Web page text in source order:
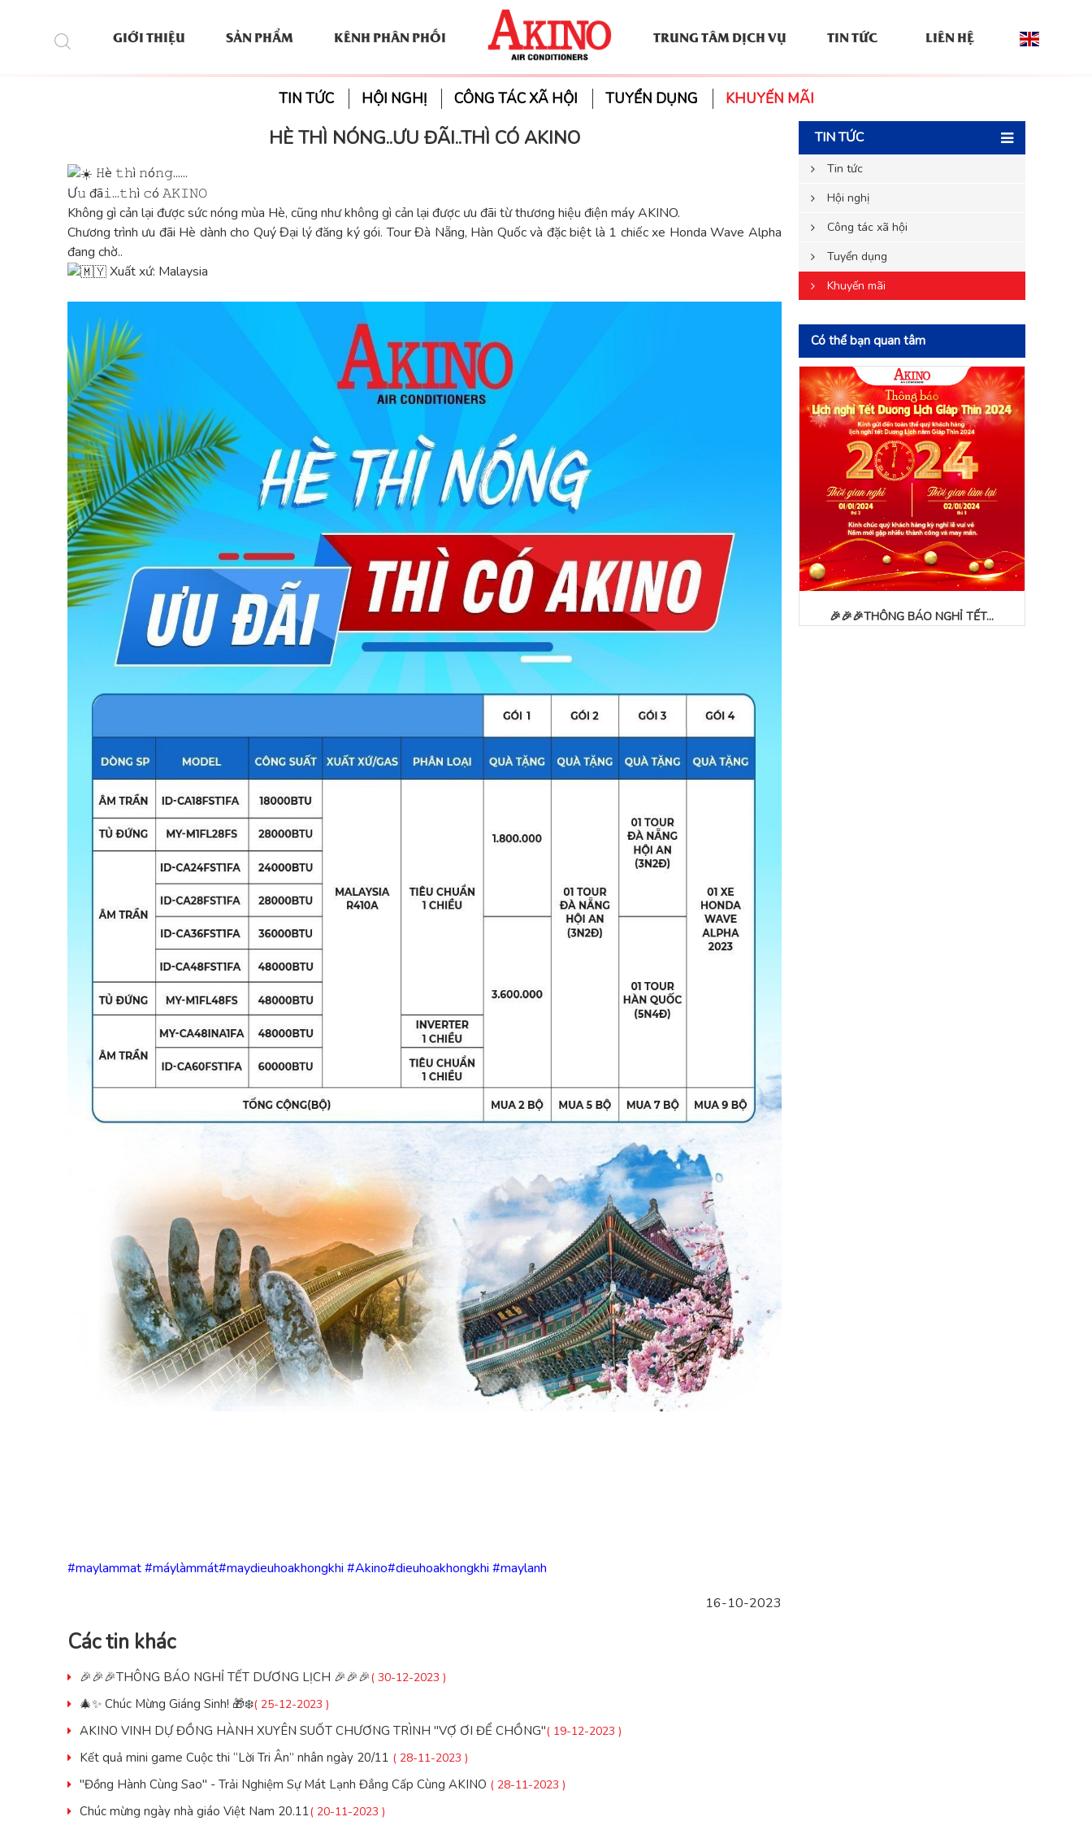
GIỚI THIỆU SẢN PHẨM KÊNH PHÂN PHỐI TRUNG TÂM DỊCH VỤ TIN TỨC LIÊN HỆ
TIN TỨC HỘI NGHỊ CÔNG TÁC XÃ HỘI TUYỂN DỤNG KHUYẾN MÃI
HÈ THÌ NÓNG..ƯU ĐÃI..THÌ CÓ AKINO
𝙷è 𝚝𝚑ì 𝚗ó𝚗𝚐......
Ư𝚞 đã𝚒...𝚝𝚑ì 𝚌ó 𝙰𝙺𝙸𝙽𝙾
Không gì cản lại được sức nóng mùa Hè, cũng như không gì cản lại được ưu đãi từ thương hiệu điện máy AKINO.
Chương trình ưu đãi Hè dành cho Quý Đại lý đăng ký gói. Tour Đà Nẵng, Hàn Quốc và đặc biệt là 1 chiếc xe Honda Wave Alpha
đang chờ..
Xuất xứ: Malaysia
#maylammat #máylàmmát#maydieuhoakhongkhi #Akino#dieuhoakhongkhi #maylanh
16-10-2023
Các tin khác
🎉🎉🎉THÔNG BÁO NGHỈ TẾT DƯƠNG LỊCH 🎉🎉🎉( 30-12-2023 )
🎄✨ Chúc Mừng Giáng Sinh! 🎁❄️( 25-12-2023 )
AKINO VINH DỰ ĐỒNG HÀNH XUYÊN SUỐT CHƯƠNG TRÌNH "VỢ ƠI ĐỂ CHỒNG"( 19-12-2023 )
Kết quả mini game Cuộc thi “Lời Tri Ân” nhân ngày 20/11 ( 28-11-2023 )
"Đồng Hành Cùng Sao" - Trải Nghiệm Sự Mát Lạnh Đẳng Cấp Cùng AKINO ( 28-11-2023 )
Chúc mừng ngày nhà giáo Việt Nam 20.11( 20-11-2023 )
TIN TỨC
Tin tức
Hội nghị
Công tác xã hội
Tuyển dụng
Khuyến mãi
Có thể bạn quan tâm
🎉🎉🎉THÔNG BÁO NGHỈ TẾT...